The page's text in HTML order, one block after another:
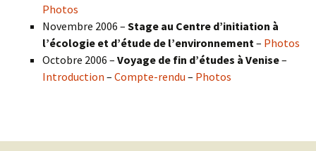
Photos
Novembre 2006 – Stage au Centre d’initiation à
l’écologie et d’étude de l’environnement – Photos
Octobre 2006 – Voyage de fin d’études à Venise–
Introduction – Compte-rendu – Photos